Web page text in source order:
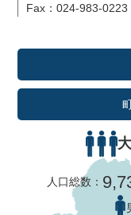
Fax：024-983-0223
人口総数：